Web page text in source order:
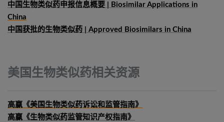
中国生物类似药申报信息概要 | Biosimilar Applications in
China
中国获批的生物类似药 | Approved Biosimilars in China
美国生物类似药相关资源
高赢《美国生物类似药诉讼和监管指南》
高赢《生物类似药监管知识产权指南》